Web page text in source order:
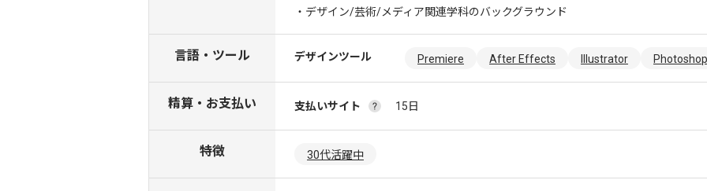
・デザイン/芸術/メディア関連学科のバックグラウンド
言語・ツール デザインツール Premiere After Effects Illustrator Photoshop
精算・お支払い 支払いサイト 15日
特徴 30代活躍中